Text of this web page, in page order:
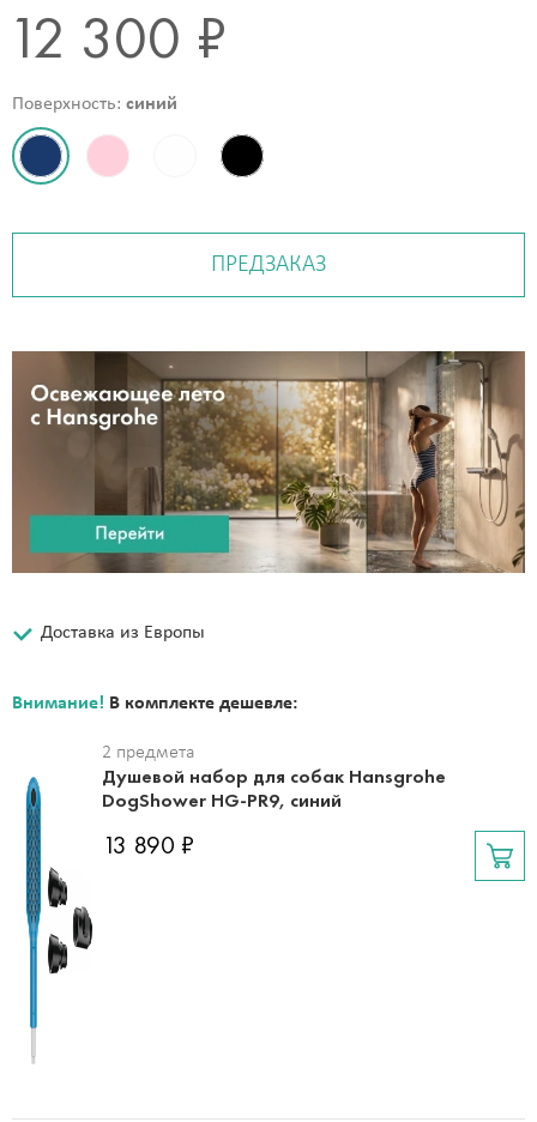
12 300 ₽
Поверхность: синий
ПРЕДЗАКАЗ
Доставка из Европы
Внимание! В комплекте дешевле:
2 предмета
Душевой набор для собак Hansgrohe
DogShower HG-PR9, синий
13 890 ₽